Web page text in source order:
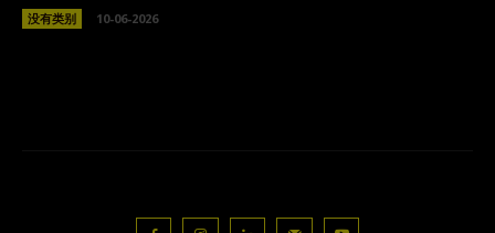
没有类别 10-06-2026